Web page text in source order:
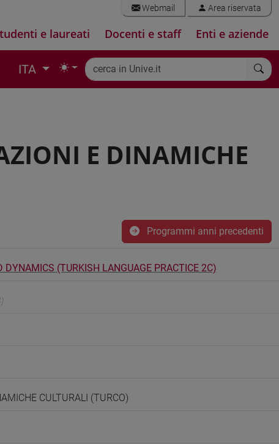
Webmail Area riservata
e laureati Docenti e staff Enti e aziende
ITA
E DINAMICHE
Programmi anni precedenti
DYNAMICS (TURKISH LANGUAGE PRACTICE 2C)
CULTURALI (TURCO)